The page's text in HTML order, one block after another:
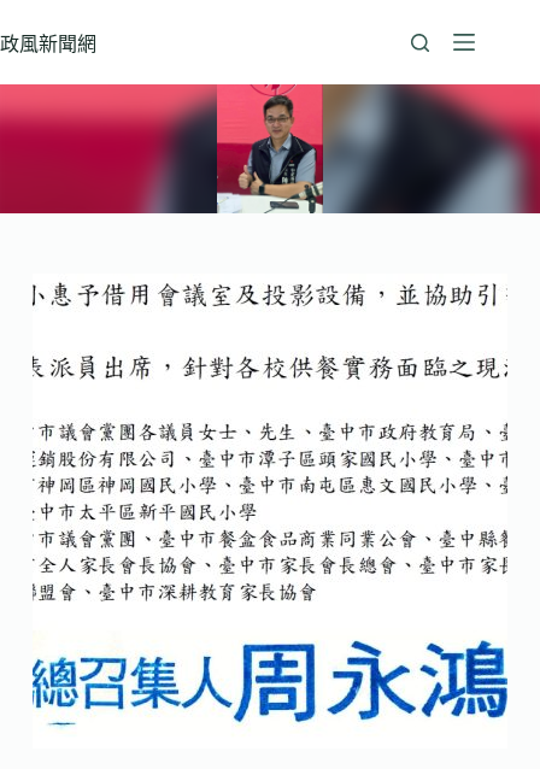
至
政風新聞網